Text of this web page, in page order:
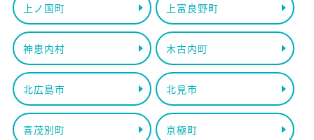
上ノ国町 上富良野町
神恵内村 木古内町
北広島市 北見市
喜茂別町 京極町